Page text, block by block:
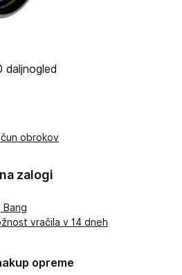
daljnogled
obrokov
zalogi
Bang
vračila v 14 dneh
opreme